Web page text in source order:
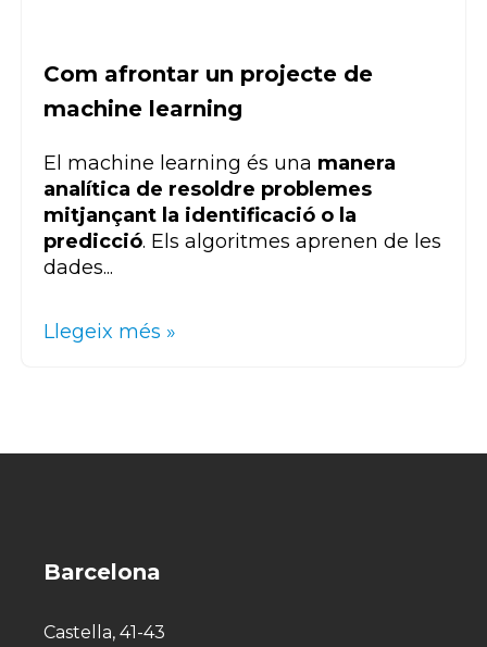
Com afrontar un projecte de
machine learning
El machine learning és una manera
analítica de resoldre problemes
mitjançant la identificació o la
predicció. Els algoritmes aprenen de les
dades...
Llegeix més »
Barcelona
Castella, 41-43